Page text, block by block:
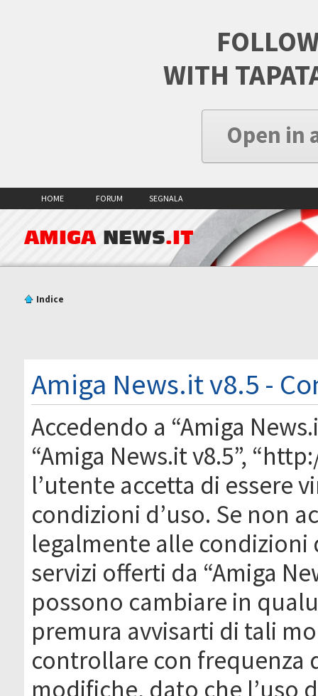
WITH
Open in
HOME FORUM SEGNALA
AMIGA NEWS.IT
Indice
Amiga News.it v8.5 -
Accedendo a “Amiga
“Amiga News.it v8.5”,
l’utente accetta di essere
condizioni d’uso. Se non
legalmente alle condizioni
servizi offerti da “Amiga
possono cambiare in
premura avvisarti di tali
controllare con frequenza
modifiche, dato che l’uso